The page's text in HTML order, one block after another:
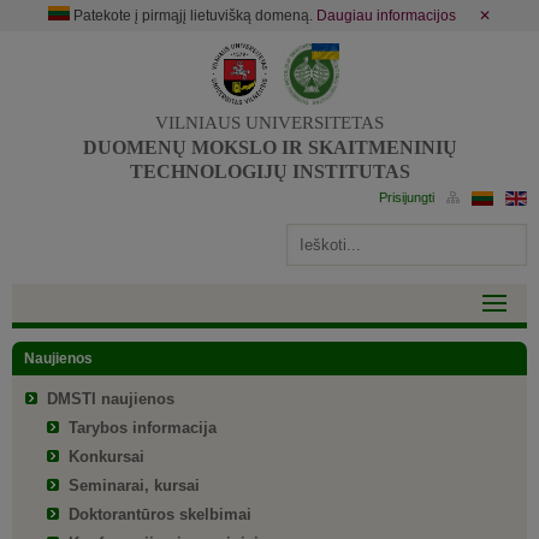
Patekote į pirmąjį lietuvišką domeną. Daugiau informacijos ✕
VILNIAUS UNIVERSITETAS
DUOMENŲ MOKSLO IR SKAITMENINIŲ
TECHNOLOGIJŲ INSTITUTAS
Naujienos
DMSTI naujienos
Tarybos informacija
Konkursai
Seminarai, kursai
Doktorantūros skelbimai